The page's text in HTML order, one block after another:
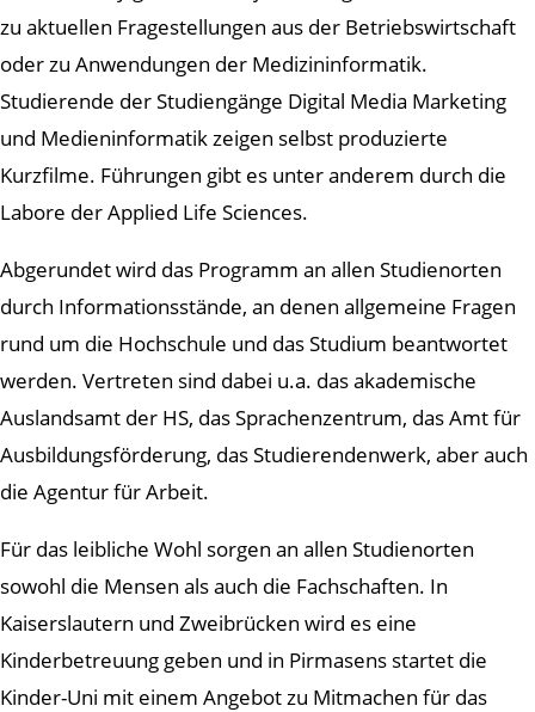
zu aktuellen Fragestellungen aus der Betriebswirtschaft
oder zu Anwendungen der Medizininformatik.
Studierende der Studiengänge Digital Media Marketing
und Medieninformatik zeigen selbst produzierte
Kurzfilme. Führungen gibt es unter anderem durch die
Labore der Applied Life Sciences.
Abgerundet wird das Programm an allen Studienorten
durch Informationsstände, an denen allgemeine Fragen
rund um die Hochschule und das Studium beantwortet
werden. Vertreten sind dabei u.a. das akademische
Auslandsamt der HS, das Sprachenzentrum, das Amt für
Ausbildungsförderung, das Studierendenwerk, aber auch
die Agentur für Arbeit.
Für das leibliche Wohl sorgen an allen Studienorten
sowohl die Mensen als auch die Fachschaften. In
Kaiserslautern und Zweibrücken wird es eine
Kinderbetreuung geben und in Pirmasens startet die
Kinder-Uni mit einem Angebot zu Mitmachen für das